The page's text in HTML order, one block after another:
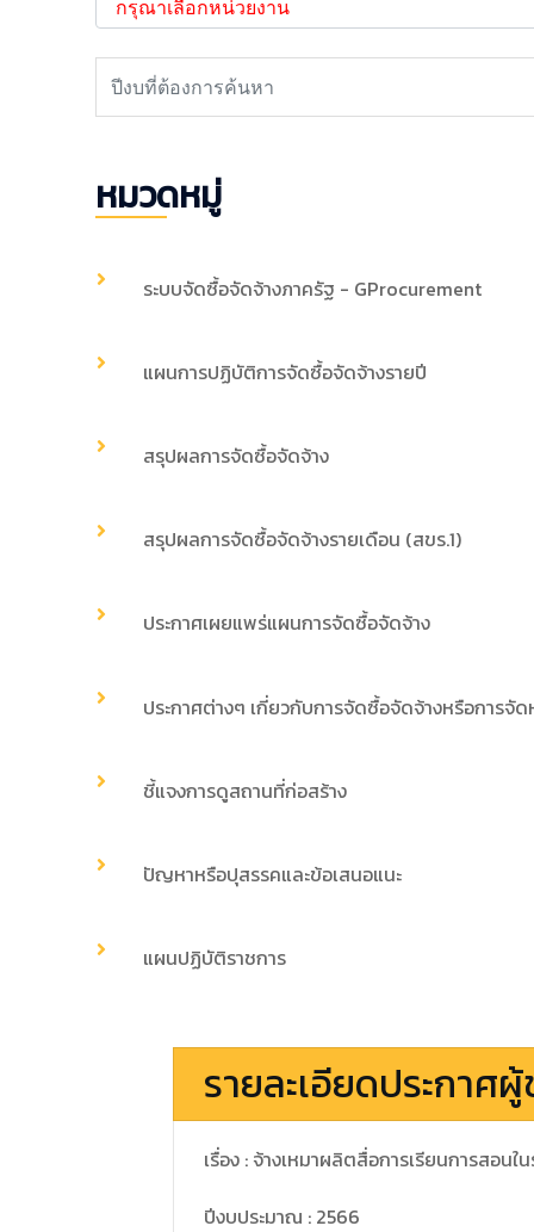
หมวดหมู่
ระบบจัดซื้อจัดจ้างภาครัฐ - GProcurement
แผนการปฏิบัติการจัดซื้อจัดจ้างรายปี
สรุปผลการจัดซื้อจัดจ้าง
สรุปผลการจัดซื้อจัดจ้างรายเดือน (สขร.1)
ประกาศเผยแพร่แผนการจัดซื้อจัดจ้าง
ประกาศต่างๆ เกี่ยวกับการจัดซื้อจัดจ้างหรือการจั
ชี้แจงการดูสถานที่ก่อสร้าง
ปัญหาหรือปุสรรคและข้อเสนอแนะ
แผนปฏิบัติราชการ
รายละเอียดประกาศ
เรื่อง : จ้างเหมาผลิตสื่อการเรียนการสอน
ปีงบประมาณ : 2566